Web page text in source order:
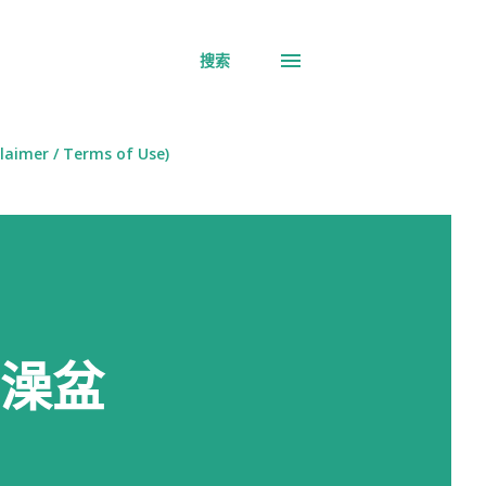
搜索
/ Terms of Use)
盆